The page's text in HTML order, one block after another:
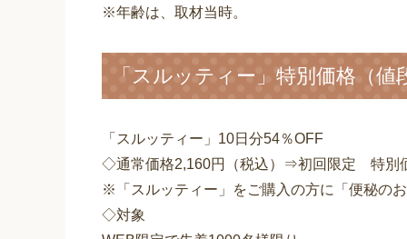
※年齢は、取材当時。
「スルッティー」特別価格（値
「スルッティー」10日分54％OFF
◇通常価格2,160円（税込）⇒初回限定 特別
※「スルッティー」をご購入の方に「便秘の
◇対象